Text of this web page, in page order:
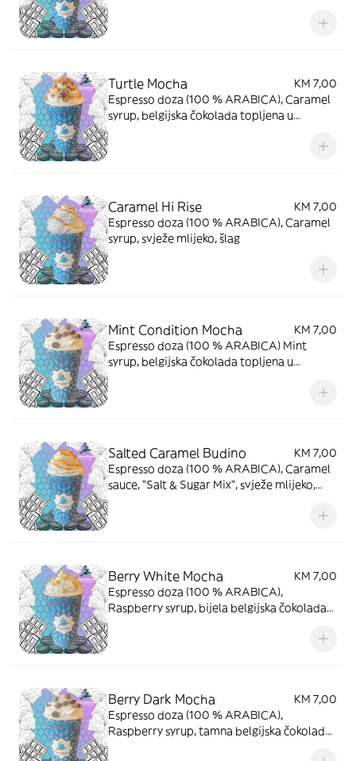
Turtle Mocha
KM 7,00
Espresso doza (100 % ARABICA), Caramel
syrup, belgijska čokolada topljena u
Caramel Hi Rise
KM 7,00
Espresso doza (100 % ARABICA), Caramel
syrup, svježe mlijeko, šlag
Mint Condition Mocha
KM 7,00
Espresso doza (100 % ARABICA) Mint
syrup, belgijska čokolada topljena u
Salted Caramel Budino
KM 7,00
Espresso doza (100 % ARABICA), Caramel
sauce, "Salt & Sugar Mix", svježe mlijeko,
Berry White Mocha
KM 7,00
Espresso doza (100 % ARABICA),
Raspberry syrup, bijela belgijska čokolada
Berry Dark Mocha
KM 7,00
Espresso doza (100 % ARABICA),
Raspberry syrup, tamna belgijska čokolada